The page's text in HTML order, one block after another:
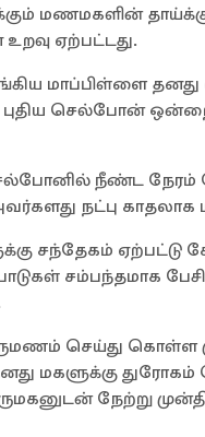
மணமகளின்
ஏற்பட்டது.
மாப்பிள்ளை தனது
புதிய செல்போன்
நீண்ட நேரம்
நட்பு காதலாக
சந்தேகம் ஏற்பட்டு
சம்பந்தமாக
செய்து கொள்ள
மகளுக்கு துரோகம்
நேற்று